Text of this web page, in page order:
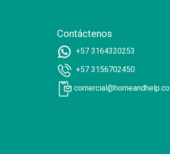
Contáctenos
+57 3164320253
+57 3156702450
comercial@homeandhelp.co